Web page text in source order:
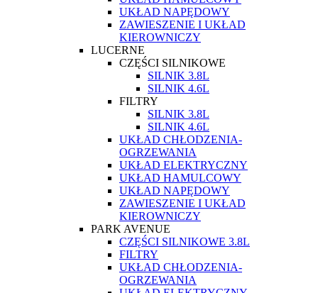
UKŁAD NAPĘDOWY
ZAWIESZENIE I UKŁAD
KIEROWNICZY
LUCERNE
CZĘŚCI SILNIKOWE
SILNIK 3.8L
SILNIK 4.6L
FILTRY
SILNIK 3.8L
SILNIK 4.6L
UKŁAD CHŁODZENIA-
OGRZEWANIA
UKŁAD ELEKTRYCZNY
UKŁAD HAMULCOWY
UKŁAD NAPĘDOWY
ZAWIESZENIE I UKŁAD
KIEROWNICZY
PARK AVENUE
CZĘŚCI SILNIKOWE 3.8L
FILTRY
UKŁAD CHŁODZENIA-
OGRZEWANIA